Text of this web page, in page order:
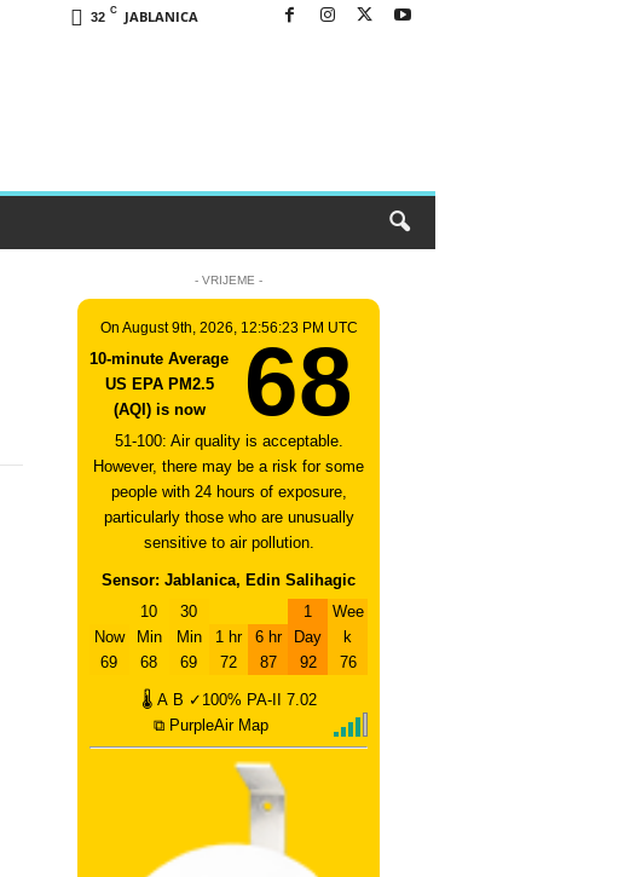
32 C JABLANICA
- VRIJEME -
On August 9th, 2026, 12:56:23 PM UTC
10-minute Average
US EPA PM2.5
(AQI) is now
68
51-100: Air quality is acceptable.
However, there may be a risk for some
people with 24 hours of exposure,
particularly those who are unusually
sensitive to air pollution.
Sensor: Jablanica, Edin Salihagic
Now
69
10
Min
68
30
Min
69
1 hr
72
6 hr
87
1
Day
92
Wee
k
76
🌡 A B ✓100% PA-II
7.02
⧉ PurpleAir Map